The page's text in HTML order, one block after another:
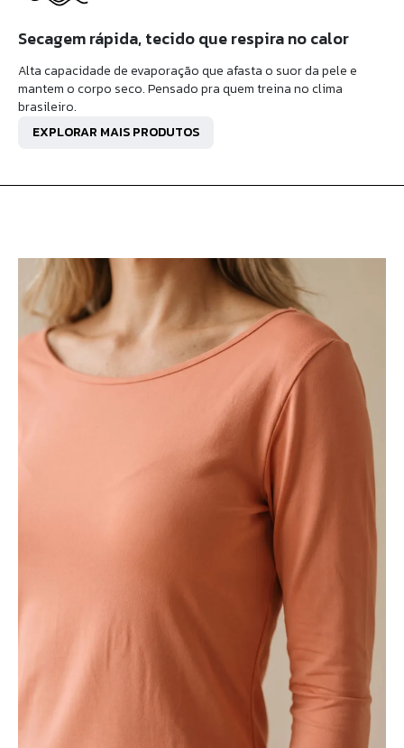
Secagem rápida, tecido que respira no calor
Alta capacidade de evaporação que afasta o suor da pele e
mantem o corpo seco. Pensado pra quem treina no clima
brasileiro.
EXPLORAR MAIS PRODUTOS